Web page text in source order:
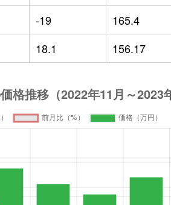
-19 165.4
18.1 156.17